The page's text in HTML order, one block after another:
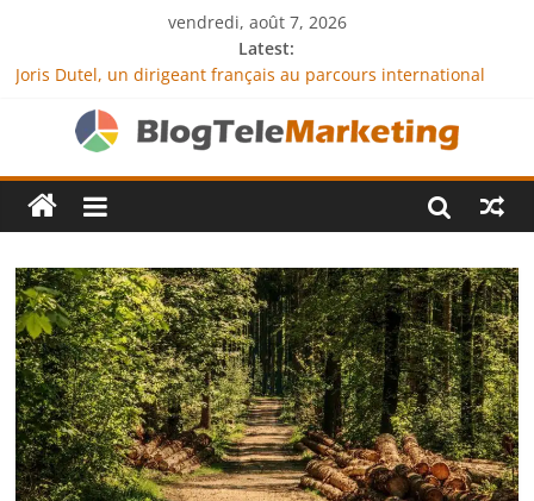
vendredi, août 7, 2026
Latest:
Joris Dutel, un dirigeant français au parcours international
Agria Assurance Animaux : comment l’entreprise se
démarque-t-elle de la concurrence ?
JCA Academy : l’excellence au service de l’indépendance
financière
Denis Bouclon : la diplomatie éducative comme moteur de
Next Terra International : des solutions logistiques au service
du commerce international